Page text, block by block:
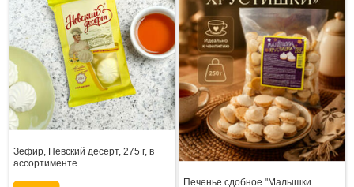
Печенье сдобное "Малышки
Зефир, Невский десерт, 275 г, в
ассортименте